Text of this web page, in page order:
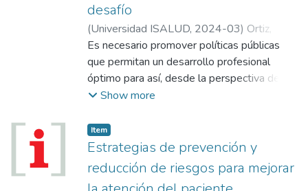
desafío
(Universidad ISALUD, 2024-03) Ortiz,
Claudio
Es necesario promover políticas públicas
que permitan un desarrollo profesional
óptimo para así, desde la perspectiva de la
calidad y la seguridad en la atención de la
del ámbito de la salud.
Show more
Item
Estrategias de prevención y
reducción de riesgos para mejorar